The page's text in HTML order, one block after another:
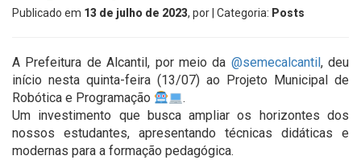
Publicado em 13 de julho de 2023, por | Categoria: Posts
A Prefeitura de Alcantil, por meio da @semecalcantil, deu
início nesta quinta-feira (13/07) ao Projeto Municipal de
Robótica e Programação
.
Um investimento que busca ampliar os horizontes dos
nossos estudantes, apresentando técnicas didáticas e
modernas para a formação pedagógica.